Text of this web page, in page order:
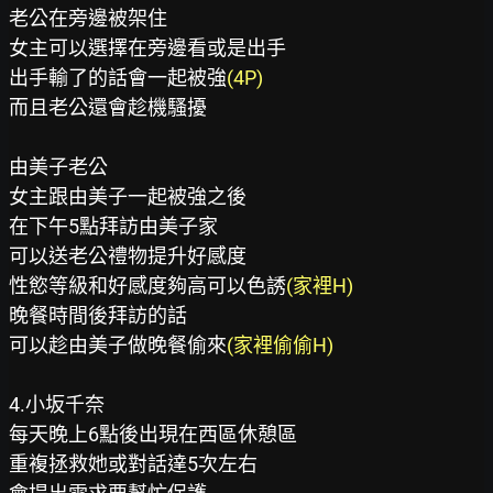
老公在旁邊被架住
女主可以選擇在旁邊看或是出手
出手輸了的話會一起被強(4P)
而且老公還會趁機騷擾
由美子老公
女主跟由美子一起被強之後
在下午5點拜訪由美子家
可以送老公禮物提升好感度
性慾等級和好感度夠高可以色誘(家裡H)
晚餐時間後拜訪的話
可以趁由美子做晚餐偷來
4.小坂千奈
每天晚上6點後出現在西區休憩區
重複拯救她或對話達5次左右